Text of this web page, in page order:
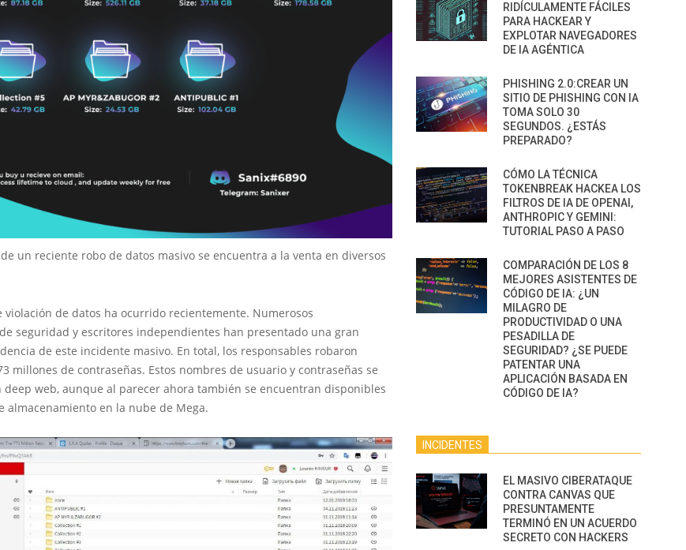
un reciente robo de datos masivo se encuentra a la venta en diversos
violación de datos ha ocurrido recientemente. Numerosos
seguridad y escritores independientes han presentado una gran
de este incidente masivo. En total, los responsables robaron
millones de contraseñas. Estos nombres de usuario y contraseñas se
deep web, aunque al parecer ahora también se encuentran disponibles
almacenamiento en la nube de Mega.
RIDÍCULAMENTE FÁCILES
PARA HACKEAR Y
EXPLOTAR NAVEGADORES
DE IA AGÉNTICA
PHISHING 2.0:CREAR UN
SITIO DE PHISHING CON IA
TOMA SOLO 30
SEGUNDOS. ¿ESTÁS
PREPARADO?
CÓMO LA TÉCNICA
TOKENBREAK HACKEA LOS
FILTROS DE IA DE OPENAI,
ANTHROPIC Y GEMINI:
TUTORIAL PASO A PASO
COMPARACIÓN DE LOS 8
MEJORES ASISTENTES DE
CÓDIGO DE IA: ¿UN
MILAGRO DE
PRODUCTIVIDAD O UNA
PESADILLA DE
SEGURIDAD? ¿SE PUEDE
PATENTAR UNA
APLICACIÓN BASADA EN
CÓDIGO DE IA?
INCIDENTES
EL MASIVO CIBERATAQUE
CONTRA CANVAS QUE
PRESUNTAMENTE
TERMINÓ EN UN ACUERDO
SECRETO CON HACKERS